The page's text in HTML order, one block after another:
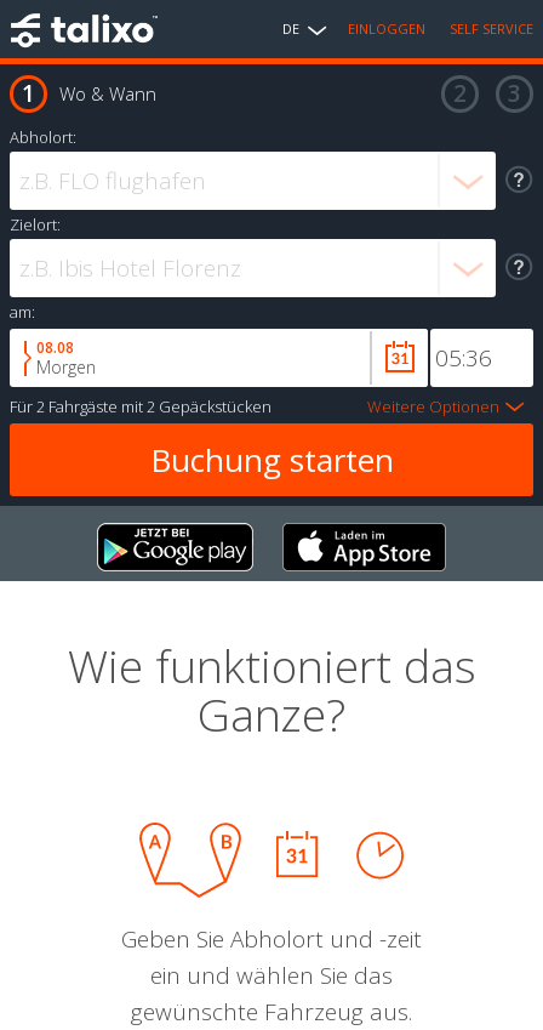
DE EINLOGGEN SELF SERVICE
Wo & Wann
Abholort:
Zielort:
am:
08.08
Morgen
Für2 Fahrgäste mit2 Gepäckstücken Weitere Optionen
Wie funktioniert das
Ganze?
Geben Sie Abholort und -zeit
ein und wählen Sie das
gewünschte Fahrzeug aus.